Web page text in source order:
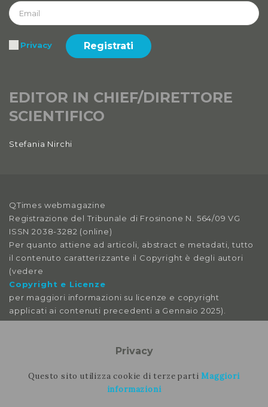
Privacy Registrati
EDITOR IN CHIEF/DIRETTORE
SCIENTIFICO
Stefania Nirchi
QTimes webmagazine
Registrazione del Tribunale di Frosinone N. 564/09 VG
ISSN 2038-3282 (online)
Per quanto attiene ad articoli, abstract e metadati, tutto
il contenuto caratterizzante il Copyright è degli autori
(vedere
Copyright e Licenze
per maggiori informazioni su licenze e copyright
applicati ai contenuti precedenti a Gennaio 2025).
splitshire
Privacy
Questo sito utilizza cookie di terze partiMaggiori
informazioni